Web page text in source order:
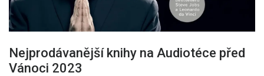
Nejprodávanější knihy na Audiotéce před
Vánoci 2023